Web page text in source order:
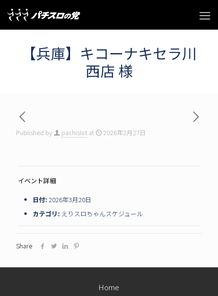
【兵庫】キコーナキセラ川
西店 様
Published by pachislot at 2026年2月27日
イベント詳細
日付: 2026年3月20日
カテゴリ: えりスロちゃんスケジュール
Share
Home